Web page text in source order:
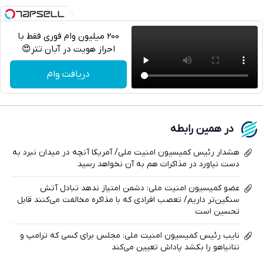
واتساپ
200 میلیون وام فوری فقط با
احراز هویت در آبان تتر😍
دریافت وام
در همین رابطه
هشدار رئیس کمیسیون امنیت ملی/ آمریکا آنچه در میدان نبرد به
دست نیاورد در مذاکرات هم به آن نخواهد رسید
عضو کمیسیون امنیت ملی: دشمن امتیاز ندهد تبادل آتش
سنگین‌تر داریم/ تعصب افرادی که با مذاکره مخالفت می‌کنند قابل
تحسین است
نایب رئیس کمیسیون امنیت ملی: مجلس برای کسی که ترامپ و
نتانیاهو را بکشد پاداش تعیین می‌کند